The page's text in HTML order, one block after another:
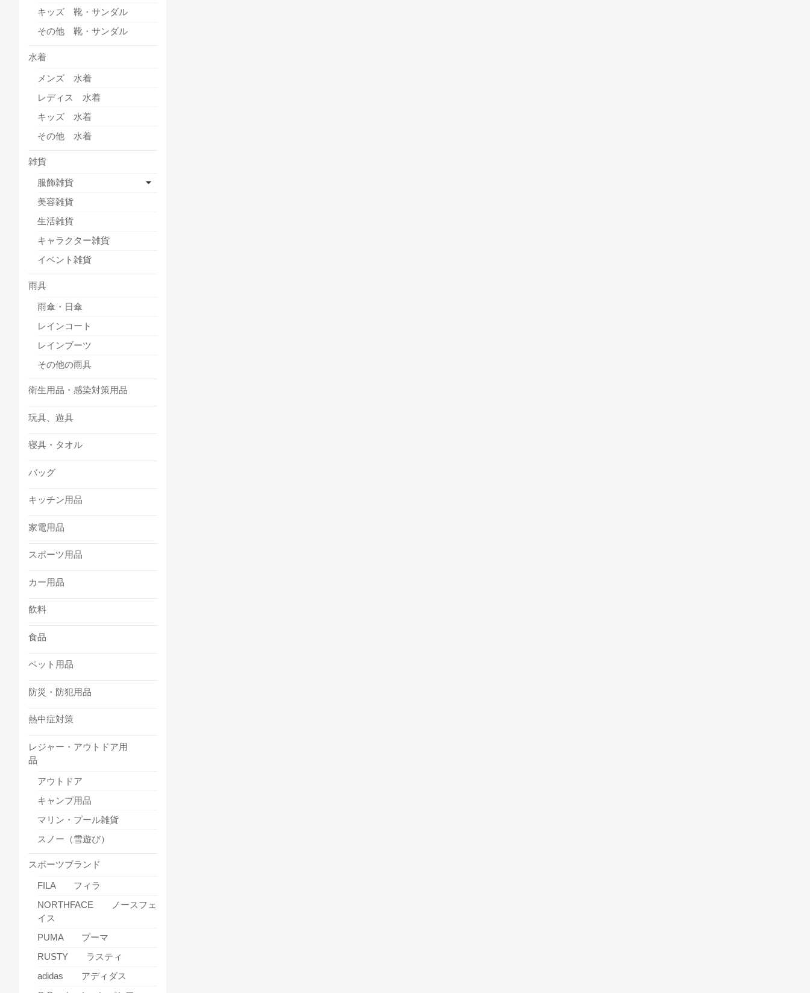
キッズ 靴・サンダル
その他 靴・サンダル
水着
メンズ 水着
レディス 水着
キッズ 水着
その他 水着
雑貨
服飾雑貨
美容雑貨
生活雑貨
キャラクター雑貨
イベント雑貨
雨具
雨傘・日傘
レインコート
レインブーツ
その他の雨具
衛生用品・感染対策用品
玩具、遊具
寝具・タオル
バッグ
キッチン用品
家電用品
スポーツ用品
カー用品
飲料
食品
ペット用品
防災・防犯用品
熱中症対策
レジャー・アウトドア用
品
アウトドア
キャンプ用品
マリン・プール雑貨
スノー（雪遊び）
スポーツブランド
FILA フィラ
NORTHFACE ノースフェ
イス
PUMA プーマ
RUSTY ラスティ
adidas アディダス